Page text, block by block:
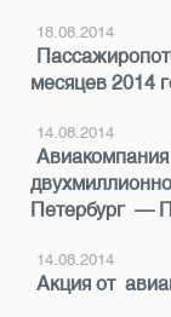
18.08.2014
месяцев 2014
14.08.2014
Петербург —
14.08.2014
Акция от